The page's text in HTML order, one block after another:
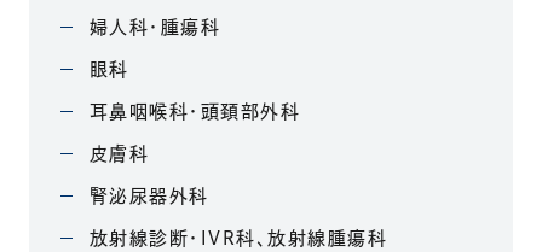
婦人科・腫瘍科
眼科
耳鼻咽喉科・頭頚部外科
皮膚科
腎泌尿器外科
放射線診断・IVR科、放射線腫瘍科